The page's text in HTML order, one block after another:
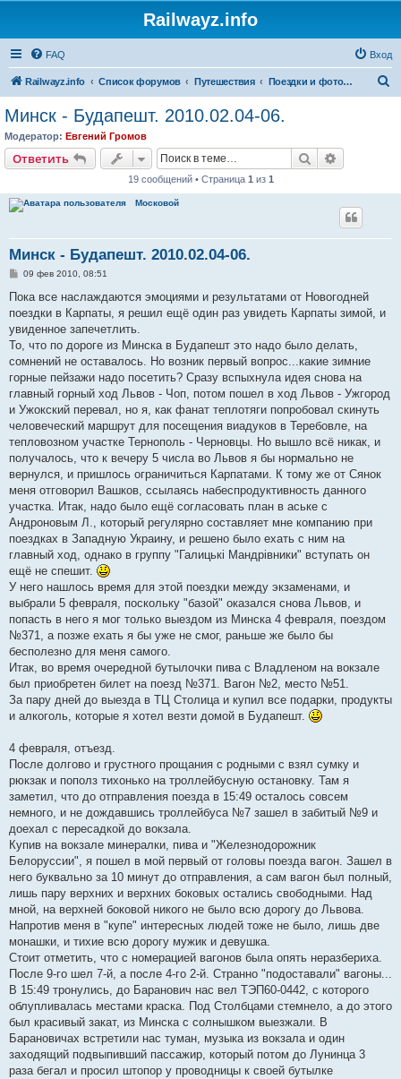
Railwayz.info
FAQ Вход
Railwayz.info Список форумов Путешествия Поездки и фотосессии
Минск - Будапешт. 2010.02.04-06.
Модератор: Евгений Громов
Ответить Поиск
19 сообщений • Страница 1 из 1
Московой
Минск - Будапешт. 2010.02.04-06.
С
о
щ
е
и
е
09 фев 2010, 08:51
Пока все наслаждаются эмоциями и результатами от Новогодней
поездки в Карпаты, я решил ещё один раз увидеть Карпаты зимой, и
увиденное запечетлить.
То, что по дороге из Минска в Будапешт это надо было делать,
сомнений не оставалось. Но возник первый вопрос...какие зимние
горные пейзажи надо посетить? Сразу вспыхнула идея снова на
главный горный ход Львов - Чоп, потом пошел в ход Львов - Ужгород
и Ужокский перевал, но я, как фанат теплотяги попробовал скинуть
человеческий маршрут для посещения виадуков в Теребовле, на
тепловозном участке Тернополь - Черновцы. Но вышло всё никак, и
получалось, что к вечеру 5 числа во Львов я бы нормально не
вернулся, и пришлось ограничиться Карпатами. К тому же от Сянок
меня отговорил Вашков, ссылаясь набеспродуктивность данного
участка. Итак, надо было ещё согласовать план в аське с
Андроновым Л., который регулярно составляет мне компанию при
поездках в Западную Украину, и решено было ехать с ним на
главный ход, однако в группу "Галицькi Мандрiвники" вступать он
ещё не спешит.
У него нашлось время для этой поездки между экзаменами, и
выбрали 5 февраля, поскольку "базой" оказался снова Львов, и
попасть в него я мог только выездом из Минска 4 февраля, поездом
№371, а позже ехать я бы уже не смог, раньше же было бы
бесполезно для меня самого.
Итак, во время очередной бутылочки пива с Владленом на вокзале
был приобретен билет на поезд №371. Вагон №2, место №51.
За пару дней до выезда в ТЦ Столица и купил все подарки, продукты
и алкоголь, которые я хотел везти домой в Будапешт.
4 февраля, отъезд.
После долгово и грустного прощания с родными с взял сумку и
рюкзак и пополз тихонько на троллейбусную остановку. Там я
заметил, что до отправления поезда в 15:49 осталось совсем
немного, и не дождавшись троллейбуса №7 зашел в забитый №9 и
доехал с пересадкой до вокзала.
Купив на вокзале минералки, пива и "Железнодорожник
Белоруссии", я пошел в мой первый от головы поезда вагон. Зашел в
него буквально за 10 минут до отправления, а сам вагон был полный,
лишь пару верхних и верхних боковых остались свободными. Над
мной, на верхней боковой никого не было всю дорогу до Львова.
Напротив меня в "купе" интересных людей тоже не было, лишь две
монашки, и тихие всю дорогу мужик и девушка.
Стоит отметить, что с номерацией вагонов была опять неразбериха.
После 9-го шел 7-й, а после 4-го 2-й. Cтранно "подоставали" вагоны...
В 15:49 тронулись, до Баранович нас вел ТЭП60-0442, с которого
облупливалась местами краска. Под Столбцами стемнело, а до этого
был красивый закат, из Минска с солнышком выезжали. В
Барановичах встретили нас туман, музыка из вокзала и один
заходящий подвыпивший пассажир, который потом до Лунинца 3
раза бегал и просил штопор у проводницы к своей бутылке